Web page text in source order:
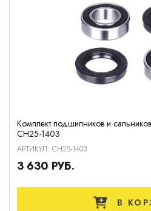
Комплект подшипников и
CH25-1403
АРТИКУЛ: CH25-1403
3 630 РУБ.
В